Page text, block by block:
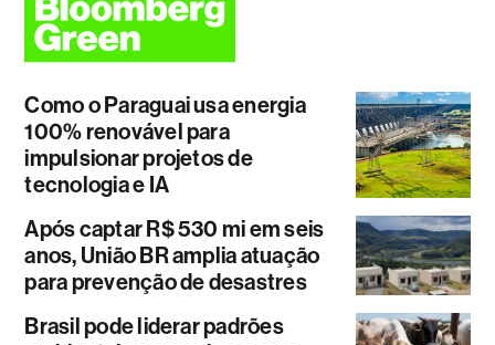
Como o Paraguai usa energia
100% renovável para
impulsionar projetos de
tecnologia e IA
Após captar R$ 530 mi em seis
anos, União BR amplia atuação
para prevenção de desastres
Brasil pode liderar padrões